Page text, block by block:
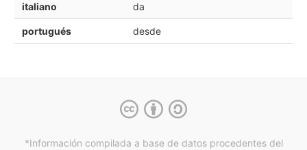
italiano da
portugués desde
*Información compilada a base de datos procedentes del